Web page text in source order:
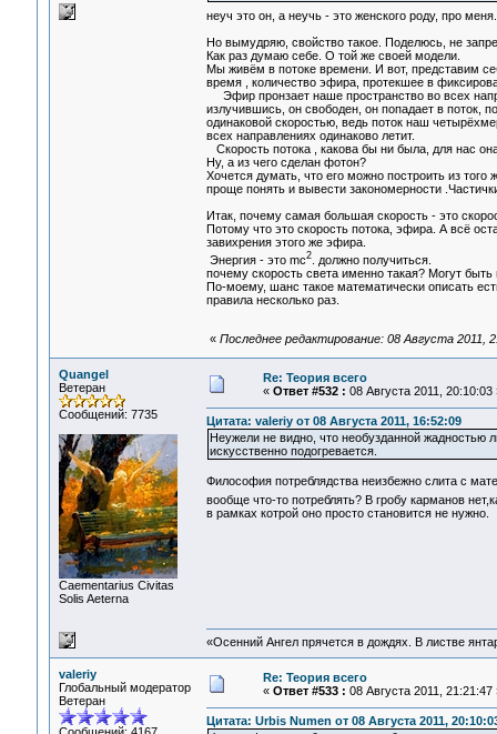
неуч это он, а неучь - это женского роду, про
Но вымудряю, свойство такое. Поделюсь, не
Как раз думаю себе. О той же своей модели.
Мы живём в потоке времени. И вот, представим
время , количество эфира, протекшее в
Эфир пронзает наше пространство во всех
излучившись, он свободен, он попадает в поток,
одинаковой скоростью, ведь поток наш
всех направлениях одинаково летит.
Скорость потока , какова бы ни была, для нас
Ну, а из чего сделан фотон?
Хочется думать, что его можно построить из
проще понять и вывести закономерности
Итак, почему самая большая скорость - это
Потому что это скорость потока, эфира. А всё
завихрения этого же эфира.
Энергия - это mc2. должно получиться.
почему скорость света именно такая? Могут
По-моему, шанс такое математически описать
правила несколько раз.
« Последнее редактирование: 08 Августа 2011,
Quangel
Ветеран
Сообщений: 7735
Сaementarius Civitas
Solis Aeterna
Re: Теория всего
« Ответ #532 : 08 Августа 2011, 20:10:03
Цитата: valeriy от 08 Августа 2011, 16:52:09
Неужели не видно, что необузданной жадностью
искусственно подогревается.
Философия потреблядства неизбежно слита с
вообще что-то потреблять? В гробу карманов
в рамках котрой оно просто становится не нужно.
«Осенний Ангел прячется в дождях. В листве
valeriy
Глобальный модератор
Ветеран
Re: Теория всего
« Ответ #533 : 08 Августа 2011, 21:21:47
Цитата: Urbis Numen от 08 Августа 2011,